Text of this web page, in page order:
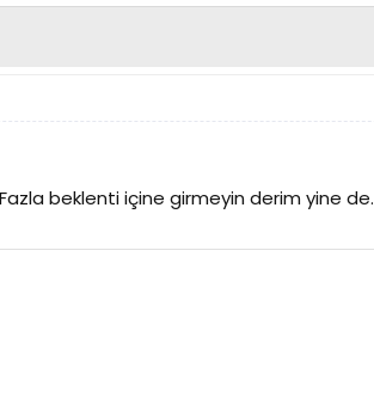
beklenti içine girmeyin derim yine de.